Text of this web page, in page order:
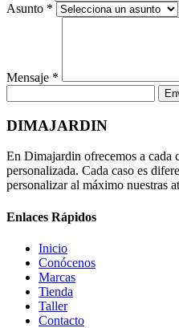
Asunto *
Mensaje *
DIMAJARDIN
En Dimajardin ofrecemos a cada
personalizada. Cada caso es
personalizar al máximo nuestras
Enlaces Rápidos
Inicio
Conócenos
Marcas
Tienda
Taller
Contacto